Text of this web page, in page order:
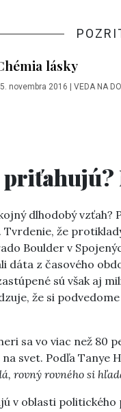
lásky
novembra 2016 VEDA NA
dlhodobý
že
Boulder v
dáta z časového
sú však aj
že si
sa vo viac než 80
svet. Podľa
rovný rovného si
v oblasti politického